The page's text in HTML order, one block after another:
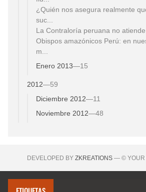
¿Quién nos asegura realmente
suc...
La Contraloría peruana no atiende
Obispos amazónicos Perú: en
m...
Enero 2013—15
2012—59
Diciembre 2012—11
Noviembre 2012—48
DEVELOPED BY ZKREATIONS— © YOUR